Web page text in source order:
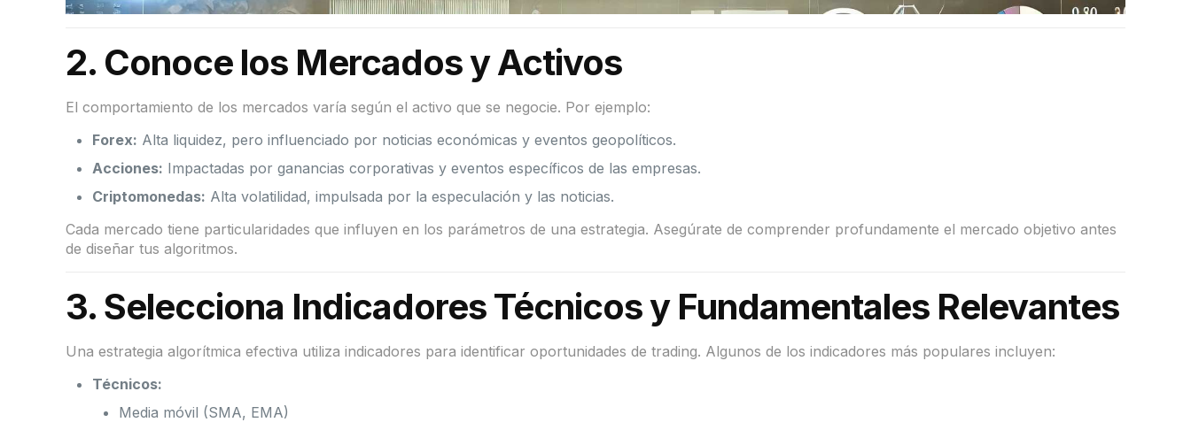
2. Conoce los Mercados y Activos
El comportamiento de los mercados varía según el activo que se negocie. Por ejemplo:
Forex: Alta liquidez, pero influenciado por noticias económicas y eventos geopolíticos.
Acciones: Impactadas por ganancias corporativas y eventos específicos de las empresas.
Criptomonedas: Alta volatilidad, impulsada por la especulación y las noticias.
Cada mercado tiene particularidades que influyen en los parámetros de una estrategia. Asegúrate de comprender profundamente el mercado objetivo antes
de diseñar tus algoritmos.
3. Selecciona Indicadores Técnicos y Fundamentales Relevantes
Una estrategia algorítmica efectiva utiliza indicadores para identificar oportunidades de trading. Algunos de los indicadores más populares incluyen:
Técnicos:
Media móvil (SMA, EMA)